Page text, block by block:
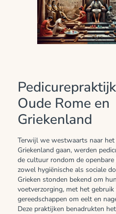
Oude Rome en
Griekenland
Terwijl we westwaarts naar het
Griekenland gaan, werden
de cultuur rondom de openbare
zowel hygiënische als sociale
Grieken stonden bekend om
voetverzorging, met het gebruik
gereedschappen om eelt en
Deze praktijken benadrukten